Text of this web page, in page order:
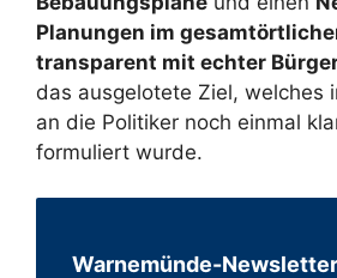
Planungen im
transparent mit echter
das ausgelotete Ziel, welches
an die Politiker noch einmal
formuliert wurde.
Warnemünde-Newsletter